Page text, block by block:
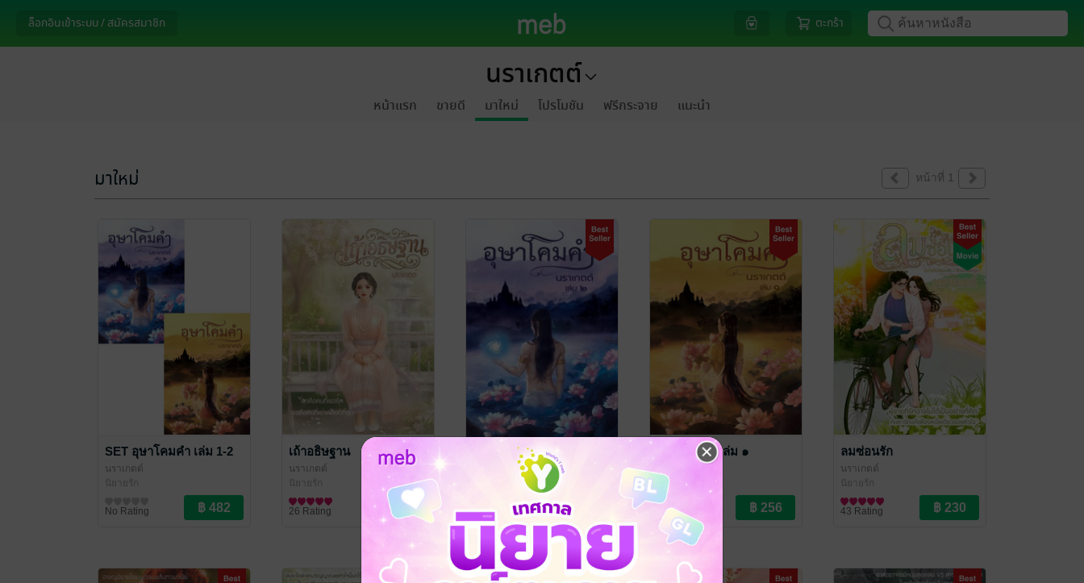
ล็อกอินเข้าระบบ / สมัครสมาชิก ตะกร้า
นราเกตต์
หน้าแรก ขายดี มาใหม่ โปรโมชัน ฟรีกระจาย แนะนำ
มาใหม่ หน้าที่ 1
SET อุษาโคมคำ เล่ม 1-2
นราเกตต์
นิยายรัก
No Rating
เถ้าอธิษฐาน
นราเกตต์
นิยายรัก
26 Rating
อุษาโคมคำ เล่ม ๒ (จบ)
170 Rating
อุษาโคมคำ เล่ม ๑
นิยายรัก
164 Rating
ลมซ่อนรัก
นราเกตต์
นิยายรัก
43 Rating